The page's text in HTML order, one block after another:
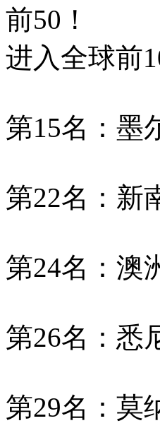
前50！
进入全球前
第15名：墨
第22名：新
第24名：澳
第26名：悉
第29名：莫